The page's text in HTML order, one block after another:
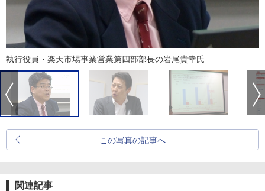
執行役員・楽天市場事業営業第四部部長の岩尾貴幸氏
この写真の記事へ
関連記事